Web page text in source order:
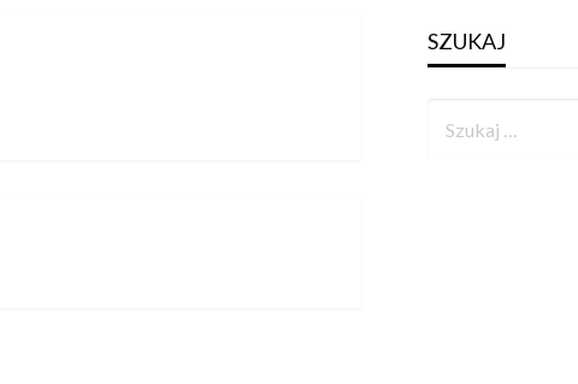
SZUKAJ